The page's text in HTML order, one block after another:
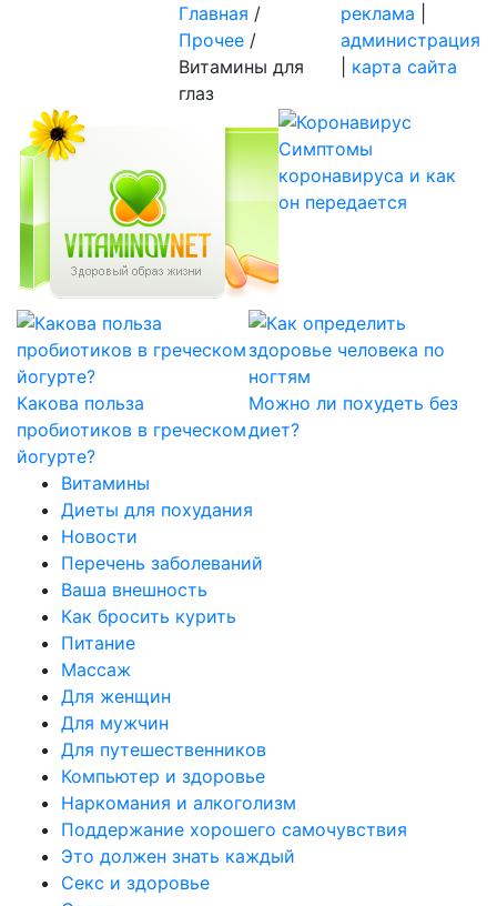
Главная /
Прочее /
Витамины для
глаз
реклама
администрация
карта сайта
Симптомы
коронавируса и как
он передается
Какова польза
пробиотиков в греческом
йогурте?
Можно ли похудеть без
диет?
Витамины
Диеты для похудания
Новости
Перечень заболеваний
Ваша внешность
Как бросить курить
Питание
Массаж
Для женщин
Для мужчин
Для путешественников
Компьютер и здоровье
Наркомания и алкоголизм
Поддержание хорошего самочувствия
Это должен знать каждый
Секс и здоровье